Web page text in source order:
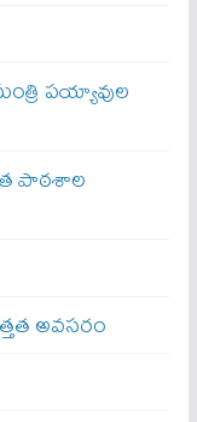
పయ్యావుల
పాఠశాల
అవసరం